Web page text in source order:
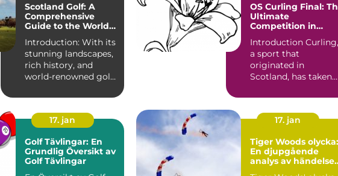
Scotland Golf: A
Comprehensive
Guide to the Worlds
Introduction: With its
stunning landscapes,
rich history, and
world-renowned golf
OS Curling Final:
Ultimate
Competition in
Introduction Curling,
a sport that
originated in
Scotland, has taken
with its str...
17. jan
Golf Tävlingar: En
Grundlig Översikt av
Golf Tävlingar
17. jan
Tiger Woods olycka:
En djupgående
analys av